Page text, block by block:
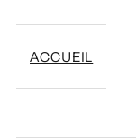
ACCUEIL